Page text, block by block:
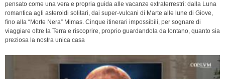
pensato come una vera e propria guida alle vacanze extraterrestri: dalla Luna
romantica agli asteroidi solitari, dai super-vulcani di Marte alle lune di Giove,
fino alla “Morte Nera” Mimas. Cinque itinerari impossibili, per sognare di
viaggiare oltre la Terra e riscoprire, proprio guardandola da lontano, quanto sia
preziosa la nostra unica casa